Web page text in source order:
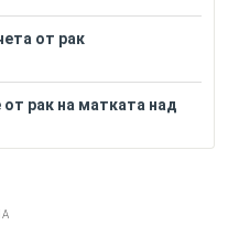
от рак
от рак на матката над